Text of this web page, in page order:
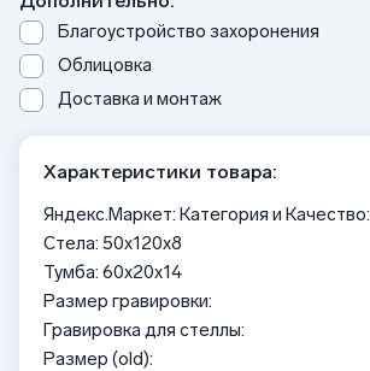
Благоустройство захоронения
Облицовка
Доставка и монтаж
Характеристики товара:
Яндекс.Маркет: Категория и Качество:
Стела: 50x120x8
Тумба: 60x20x14
Размер гравировки:
Гравировка для стеллы:
Размер (old):